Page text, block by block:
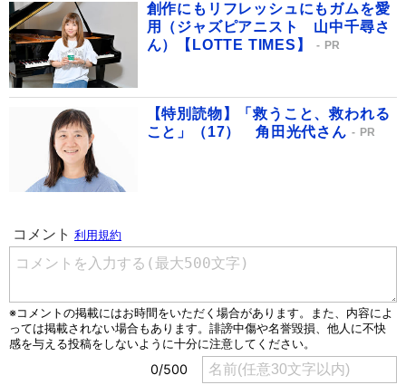
創作にもリフレッシュにもガムを愛
用（ジャズピアニスト 山中千尋さ
ん）【LOTTE TIMES】
PR
【特別読物】「救うこと、救われる
こと」（17） 角田光代さん
PR